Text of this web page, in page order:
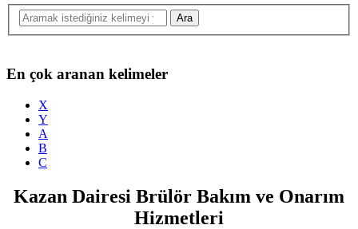
En çok aranan kelimeler
X
Y
A
B
C
Kazan Dairesi Brülör Bakım ve Onarım
Hizmetleri